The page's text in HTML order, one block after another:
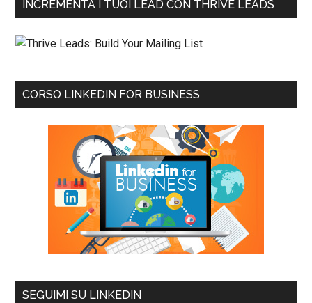
INCREMENTA I TUOI LEAD CON THRIVE LEADS
CORSO LINKEDIN FOR BUSINESS
SEGUIMI SU LINKEDIN